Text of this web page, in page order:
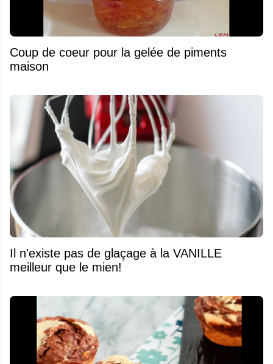
Coup de coeur pour la gelée de piments
maison
Il n'existe pas de glaçage à la VANILLE
meilleur que le mien!